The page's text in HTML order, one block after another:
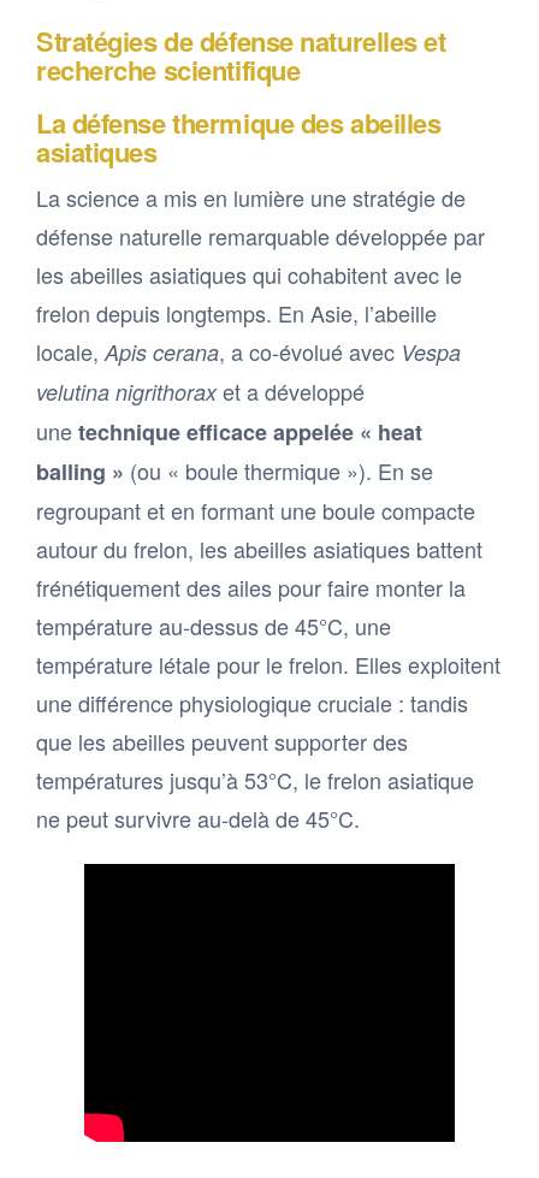
Stratégies de défense naturelles et
recherche scientifique
La défense thermique des abeilles
asiatiques
La science a mis en lumière une stratégie de
défense naturelle remarquable développée par
les abeilles asiatiques qui cohabitent avec le
frelon depuis longtemps. En Asie, l’abeille
locale, Apis cerana, a co-évolué avec Vespa
velutina nigrithoraxet a développé
unetechnique efficace appelée « heat
balling » (ou « boule thermique »). En se
regroupant et en formant une boule compacte
autour du frelon, les abeilles asiatiques battent
frénétiquement des ailes pour faire monter la
température au-dessus de 45°C, une
température létale pour le frelon. Elles exploitent
une différence physiologique cruciale : tandis
que les abeilles peuvent supporter des
températures jusqu’à 53°C, le frelon asiatique
ne peut survivre au-delà de 45°C.